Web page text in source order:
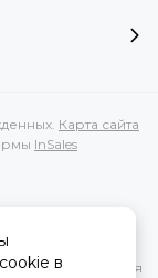
Карта сайта
InSales
носит
не является
в